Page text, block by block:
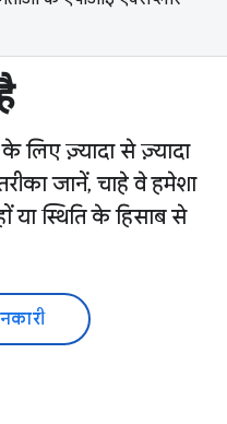
लिए ज़्यादा से ज़्यादा
जानें, चाहे वे हमेशा
स्थिति के हिसाब से